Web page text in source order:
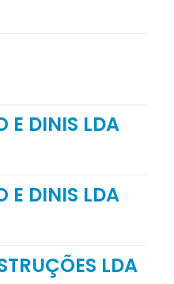
E DINIS LDA
E DINIS LDA
LDA